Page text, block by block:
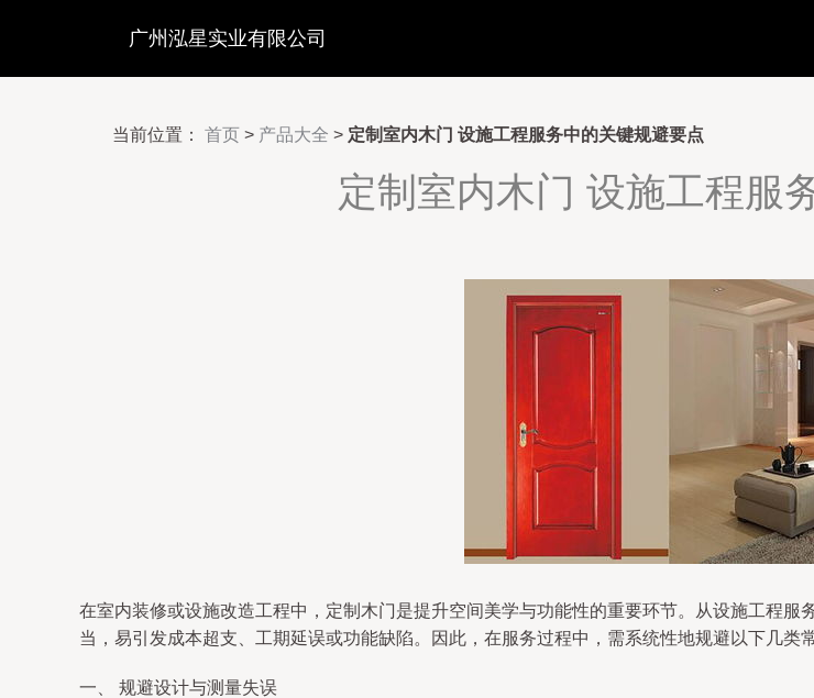
广州泓星实业有限公司
当前位置： 首页 > 产品大全 > 定制室内木门 设施工程服务中的关键规避要点
定制室内木门 设施工程服
在室内装修或设施改造工程中，定制木门是提升空间美学与功能性的重要环节。从设施工程
当，易引发成本超支、工期延误或功能缺陷。因此，在服务过程中，需系统性地规避以下几类
一、 规避设计与测量失误